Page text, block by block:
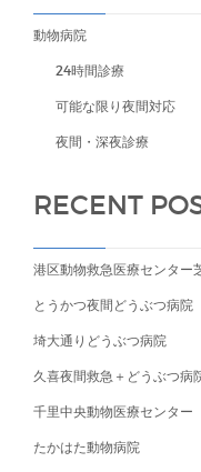
動物病院
24時間診療
可能な限り夜間対応
夜間・深夜診療
RECENT
港区動物救急医療センター
とうかつ夜間どうぶつ病院
埼大通りどうぶつ病院
久喜夜間救急＋どうぶつ病
千里中央動物医療センター
たかはた動物病院